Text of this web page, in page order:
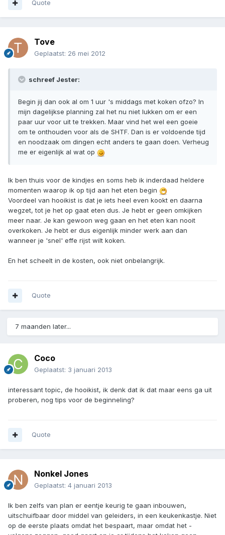
Quote
Tove
Geplaatst: 26 mei 2012
schreef Jester:
Begin jij dan ook al om 1 uur 's middags met koken ofzo? In
mijn dagelijkse planning zal het nu niet lukken om er een
paar uur voor uit te trekken. Maar vind het wel een goeie
om te onthouden voor als de SHTF. Dan is er voldoende tijd
en noodzaak om dingen echt anders te gaan doen. Verheug
me er eigenlijk al wat op
Ik ben thuis voor de kindjes en soms heb ik inderdaad heldere
momenten waarop ik op tijd aan het eten begin
Voordeel van hooikist is dat je iets heel even kookt en daarna
wegzet, tot je het op gaat eten dus. Je hebt er geen omkijken
meer naar. Je kan gewoon weg gaan en het eten kan nooit
overkoken. Je hebt er dus eigenlijk minder werk aan dan
wanneer je 'snel' effe rijst wilt koken.
En het scheelt in de kosten, ook niet onbelangrijk.
Quote
7 maanden later...
Coco
Geplaatst: 3 januari 2013
interessant topic, de hooikist, ik denk dat ik dat maar eens ga uit
proberen, nog tips voor de beginneling?
Quote
Nonkel Jones
Geplaatst: 4 januari 2013
Ik ben zelfs van plan er eentje keurig te gaan inbouwen,
uitschuifbaar door middel van geleiders, in een keukenkastje. Niet
op de eerste plaats omdat het bespaart, maar omdat het -